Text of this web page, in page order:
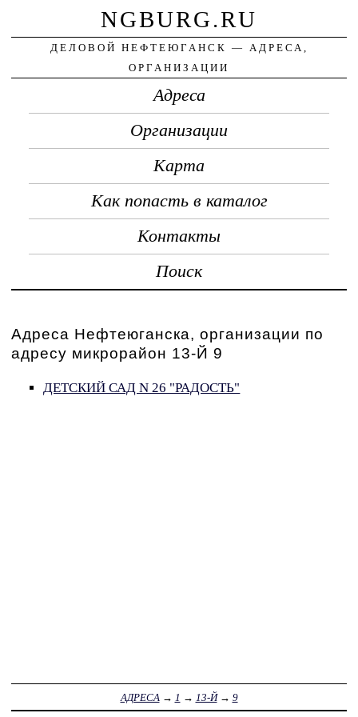
NGBURG.RU
ДЕЛОВОЙ НЕФТЕЮГАНСК — АДРЕСА,
ОРГАНИЗАЦИИ
Адреса
Организации
Карта
Как попасть в каталог
Контакты
Поиск
Адреса Нефтеюганска, организации по
адресу микрорайон 13-Й 9
ДЕТСКИЙ САД N 26 "РАДОСТЬ"
АДРЕСА → 1 → 13-Й→ 9